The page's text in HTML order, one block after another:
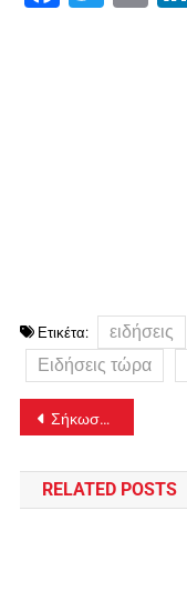
Ετικέτα: ειδήσεις
Ειδήσεις τώρα
άρθρων
Σήκωσαν σημαία του Κεμάλ οι βολεϊμπολίστριες της Καρσίγιακα
RELATED POSTS